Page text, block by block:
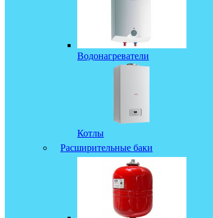
Водонагреватели
Котлы
Расширительные баки